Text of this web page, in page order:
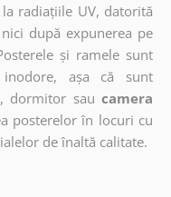
radiațiile UV, datorită
după expunerea pe
și ramele sunt
așa că sunt
, dormitor sau camera
posterelor în locuri cu
de înaltă calitate.